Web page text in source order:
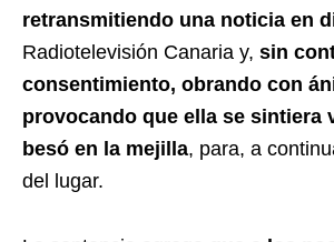
retransmitiendo una noticia en
Radiotelevisión Canaria y, sin
consentimiento, obrando con
provocando que ella se sintiera
besó en la mejilla, para, a
del lugar.